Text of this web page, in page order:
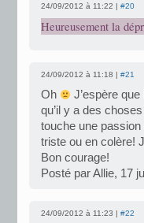
24/09/2012 à 11:22 | #20
Heureusement la
24/09/2012 à 11:18 | #21
Oh
J’espère
qu’il y a des
touche une passion
triste ou en colère!
Bon courage!
Posté par Allie, 17
24/09/2012 à 11:23 | #22